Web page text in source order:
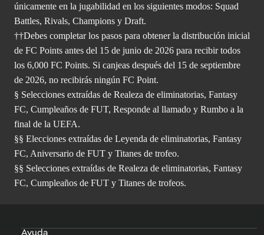
únicamente en la jugabilidad en los siguientes modos: Squad
Battles, Rivals, Champions y Draft.
††Debes completar los pasos para obtener la distribución inicial
de FC Points antes del 15 de junio de 2026 para recibir todos
los 6,000 FC Points. Si canjeas después del 15 de septiembre
de 2026, no recibirás ningún FC Point.
§ Selecciones extraídas de Realeza de eliminatorias, Fantasy
FC, Cumpleaños de FUT, Responde al llamado y Rumbo a la
final de la UEFA.
§§ Elecciones extraídas de Leyenda de eliminatorias, Fantasy
FC, Aniversario de FUT y Titanes de trofeo.
§§ Selecciones extraídas de Realeza de eliminatorias, Fantasy
FC, Cumpleaños de FUT y Titanes de trofeos.
Ayuda